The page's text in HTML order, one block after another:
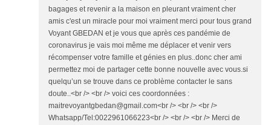
bagages et revenir a la maison en pleurant vraiment cher
amis c'est un miracle pour moi vraiment merci pour tous grand
Voyant GBEDAN et je vous que après ces pandémie de
coronavirus je vais moi même me déplacer et venir vers
récompenser votre famille et génies en plus..donc cher ami
permettez moi de partager cette bonne nouvelle avec vous.si
quelqu’un se trouve dans ce problème contacter le sans
doute..<br /> <br /> voici ces coordonnées :
maitrevoyantgbedan@gmail.com<br /> <br /> <br />
Whatsapp/Tel:0022961066223<br /> <br /> <br /> Merci de